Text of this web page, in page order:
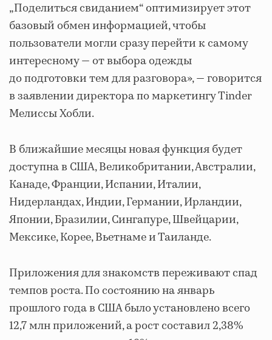
„Поделиться свиданием“ оптимизирует этот
базовый обмен информацией, чтобы
пользователи могли сразу перейти к самому
интересному — от выбора одежды
до подготовки тем для разговора», — говорится
в заявлении директора по маркетингу Tinder
Мелиссы Хобли.
В ближайшие месяцы новая функция будет
доступна в США, Великобритании, Австралии,
Канаде, Франции, Испании, Италии,
Нидерландах, Индии, Германии, Ирландии,
Японии, Бразилии, Сингапуре, Швейцарии,
Мексике, Корее, Вьетнаме и Таиланде.
Приложения для знакомств переживают спад
темпов роста. По состоянию на январь
прошлого года в США было установлено всего
12,7 млн приложений, а рост составил 2,38%